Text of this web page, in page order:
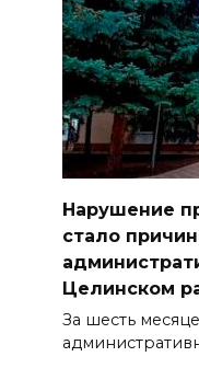
Нарушение
стало
Целинском
За шесть